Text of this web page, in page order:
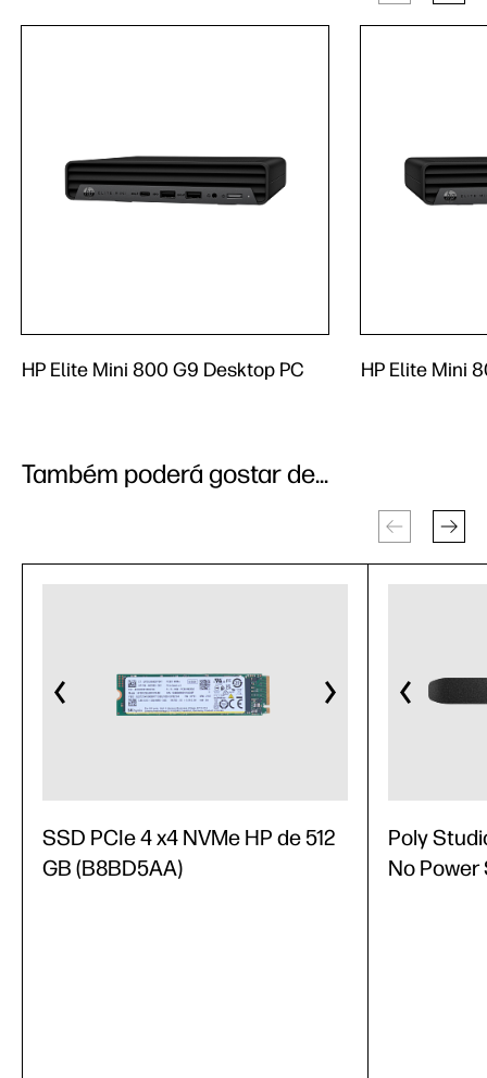
HP Elite Mini 800 G9 Desktop PC HP Elite Mini
Também poderá gostar de...
SSD PCIe 4 x4 NVMe HP de 512
GB (B8BD5AA)
Poly
No Power